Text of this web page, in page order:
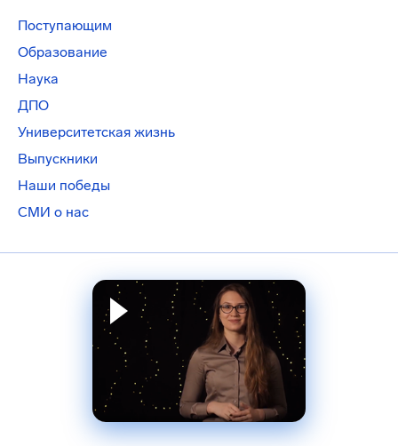
Поступающим
Образование
Наука
ДПО
Университетская жизнь
Выпускники
Наши победы
СМИ о нас